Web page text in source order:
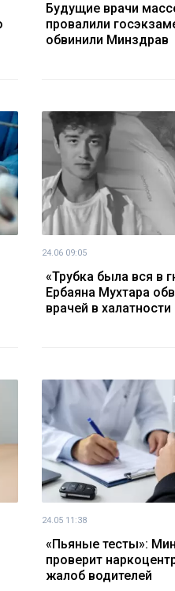
Будущие врачи
провалили
обвинили Минздрав
24.06 09:05
«Трубка была вся в
Ербаяна Мухтара
врачей в халатности
24.05 11:38
«Пьяные тесты»:
проверит
жалоб водителей